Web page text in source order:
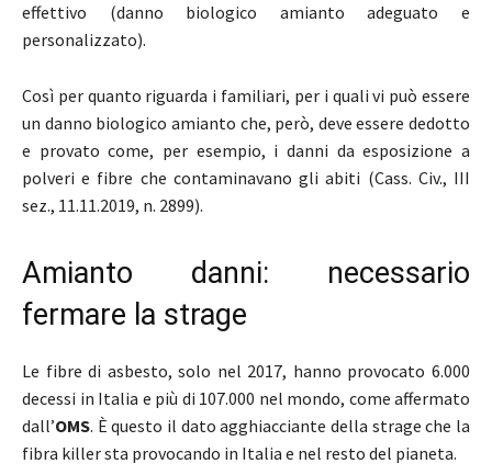
effettivo (danno biologico amianto adeguato e
personalizzato).
Così per quanto riguarda i familiari, per i quali vi può essere
un danno biologico amianto che, però, deve essere dedotto
e provato come, per esempio, i danni da esposizione a
polveri e fibre che contaminavano gli abiti (Cass. Civ., III
sez., 11.11.2019, n. 2899).
Amianto danni: necessario
fermare la strage
Le fibre di asbesto, solo nel 2017, hanno provocato 6.000
decessi in Italia e più di 107.000 nel mondo, come affermato
dall’OMS. È questo il dato agghiacciante della strage che la
fibra killer sta provocando in Italia e nel resto del pianeta.